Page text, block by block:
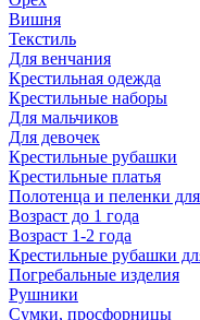
Вишня
Текстиль
Для венчания
Крестильная одежда
Крестильные наборы
Для мальчиков
Для девочек
Крестильные рубашки
Крестильные платья
Полотенца и пеленки
Возраст до 1 года
Возраст 1-2 года
Крестильные рубашки
Погребальные изделия
Рушники
Сумки, просфорницы